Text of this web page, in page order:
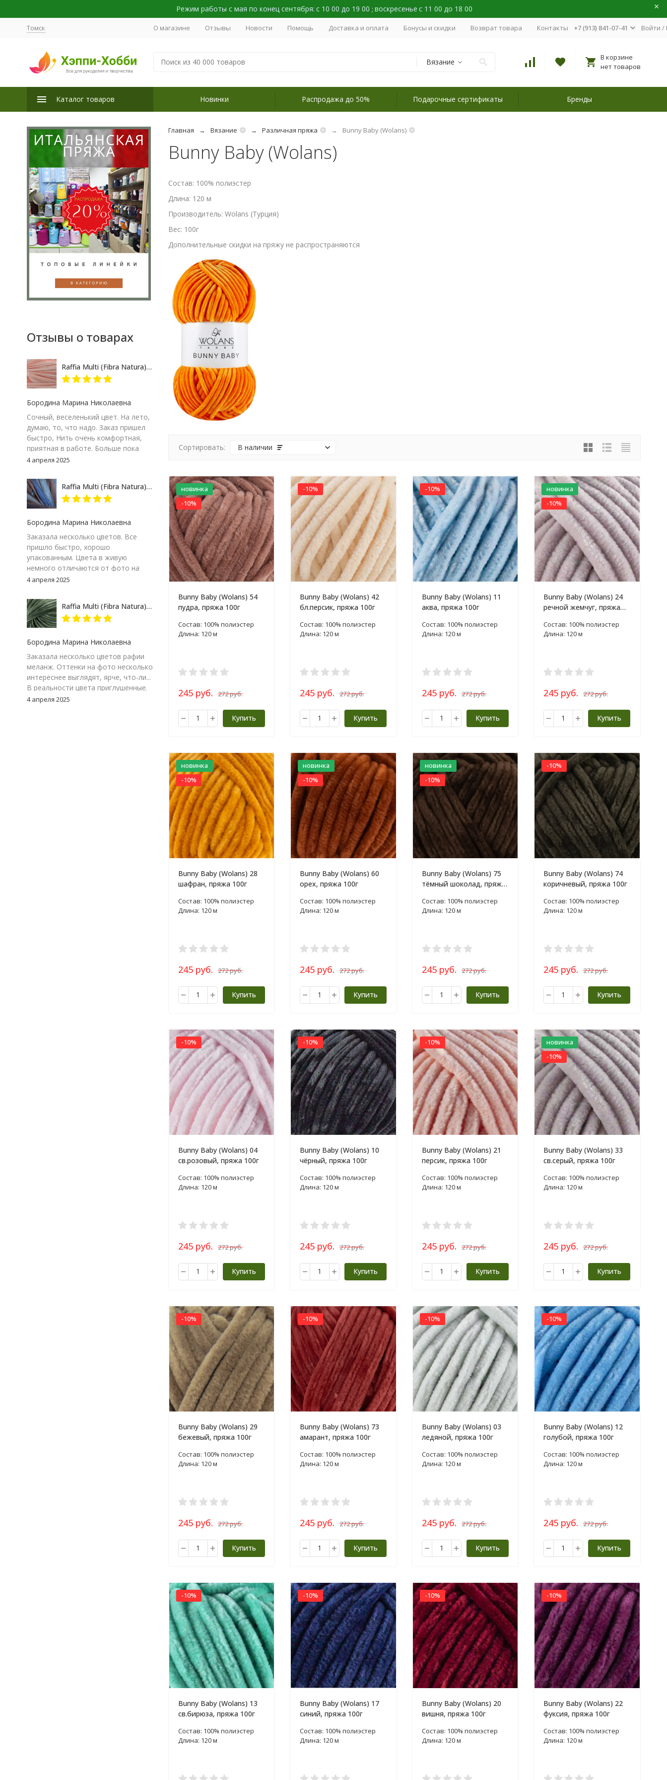
Режим работы с мая по конец сентября: с 10 00 до 19 00 ; воскресенье с 11 00 до 18 00
Томск О магазине Отзывы Новости Помощь Доставка и оплата Бонусы и скидки Возврат товара Контакты +7 (913) 841-07-41 Войти /
Вязание
В корзине
нет товаров
Каталог товаров Новинки Распродажа до 50% Подарочные сертификаты Бренды
Главная Вязание Различная пряжа Bunny Baby (Wolans)
Bunny Baby (Wolans)
Состав: 100% полиэстер
Длина: 120 м
Производитель: Wolans (Турция)
Вес: 100г
Дополнительные скидки на пряжу не распространяются
Сортировать: В наличии
новинка
-10%
Bunny Baby (Wolans) 54
пудра, пряжа 100г
Состав: 100% полиэстер
Длина: 120 м
245 руб. 272 руб.
Купить
-10%
Bunny Baby (Wolans) 42
бл.персик, пряжа 100г
Состав: 100% полиэстер
Длина: 120 м
245 руб. 272 руб.
Купить
-10%
Bunny Baby (Wolans) 11
аква, пряжа 100г
Состав: 100% полиэстер
Длина: 120 м
245 руб. 272 руб.
Купить
новинка
-10%
Bunny Baby (Wolans) 24
речной жемчуг, пряжа
Состав: 100% полиэстер
Длина: 120 м
245 руб. 272 руб.
Купить
новинка
-10%
Bunny Baby (Wolans) 28
шафран, пряжа 100г
Состав: 100% полиэстер
Длина: 120 м
245 руб. 272 руб.
Купить
новинка
-10%
Bunny Baby (Wolans) 60
орех, пряжа 100г
Состав: 100% полиэстер
Длина: 120 м
245 руб. 272 руб.
Купить
новинка
-10%
Bunny Baby (Wolans) 75
тёмный шоколад, пряжа
Состав: 100% полиэстер
Длина: 120 м
245 руб. 272 руб.
Купить
-10%
Bunny Baby (Wolans) 74
коричневый, пряжа 100г
Состав: 100% полиэстер
Длина: 120 м
245 руб. 272 руб.
Купить
-10%
Bunny Baby (Wolans) 04
св.розовый, пряжа 100г
Состав: 100% полиэстер
Длина: 120 м
245 руб. 272 руб.
Купить
-10%
Bunny Baby (Wolans) 10
чёрный, пряжа 100г
Состав: 100% полиэстер
Длина: 120 м
245 руб. 272 руб.
Купить
-10%
Bunny Baby (Wolans) 21
персик, пряжа 100г
Состав: 100% полиэстер
Длина: 120 м
245 руб. 272 руб.
Купить
новинка
-10%
Bunny Baby (Wolans) 33
св.серый, пряжа 100г
Состав: 100% полиэстер
Длина: 120 м
245 руб. 272 руб.
Купить
-10%
Bunny Baby (Wolans) 29
бежевый, пряжа 100г
Состав: 100% полиэстер
Длина: 120 м
245 руб. 272 руб.
Купить
-10%
Bunny Baby (Wolans) 73
амарант, пряжа 100г
Состав: 100% полиэстер
Длина: 120 м
245 руб. 272 руб.
Купить
-10%
Bunny Baby (Wolans) 03
ледяной, пряжа 100г
Состав: 100% полиэстер
Длина: 120 м
245 руб. 272 руб.
Купить
-10%
Bunny Baby (Wolans) 12
голубой, пряжа 100г
Состав: 100% полиэстер
Длина: 120 м
245 руб. 272 руб.
Купить
-10%
Bunny Baby (Wolans) 13
св.бирюза, пряжа 100г
Состав: 100% полиэстер
Длина: 120 м
-10%
Bunny Baby (Wolans) 17
синий, пряжа 100г
Состав: 100% полиэстер
Длина: 120 м
-10%
Bunny Baby (Wolans) 20
вишня, пряжа 100г
Состав: 100% полиэстер
Длина: 120 м
-10%
Bunny Baby (Wolans) 22
фуксия, пряжа 100г
Состав: 100% полиэстер
Длина: 120 м
Отзывы о товарах
Raffia Multi (Fibra Natura) 117-17 розово-кремовый меланж, пряжа 35г
Бородина Марина Николаевна
Сочный, веселенький цвет. На лето,
думаю, то, что надо. Заказ пришел
быстро, Нить очень комфортная,
приятная в работе. Больше пока
сказать не могу – посмотрим на
пятерку и товару и продавцу за
качество сопровождения заказа!
4 апреля 2025
Raffia Multi (Fibra Natura) 117-07 сине-серый, пряжа 35г
Бородина Марина Николаевна
Заказала несколько цветов. Все
пришло быстро, хорошо
упакованным. Цвета в живую
немного отличаются от фото на
экране компьютера, но мне
Думаю, изделие получится
интересным
4 апреля 2025
Raffia Multi (Fibra Natura) 117-24 зеленый меланж, пряжа 35г
Бородина Марина Николаевна
Заказала несколько цветов рафии
меланж. Оттенки на фото несколько
интереснее выглядят, ярче, что-ли...
В реальности цвета приглушенные.
Цвет 117-24, зеленый меланж. Мне
4 апреля 2025